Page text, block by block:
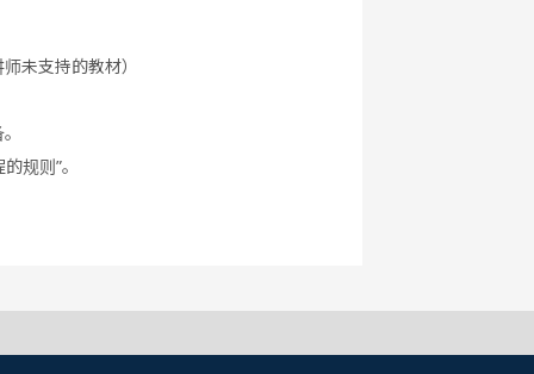
未支持的教材）
规则”。